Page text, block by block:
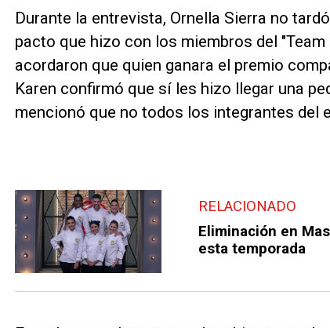
Durante la entrevista, Ornella Sierra no
pacto que hizo con los miembros del
acordaron que quien ganara el premio
Karen confirmó que sí les hizo llegar una
mencionó que no todos los integrantes del
RELACIONADO
Eliminación en
esta temporada